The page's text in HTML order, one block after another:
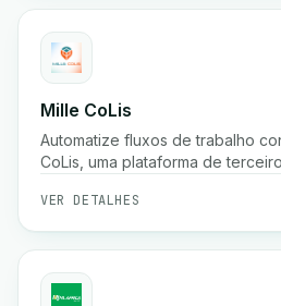
Mille CoLis
Automatize fluxos de trabalho
CoLis, uma plataforma de
VER DETALHES